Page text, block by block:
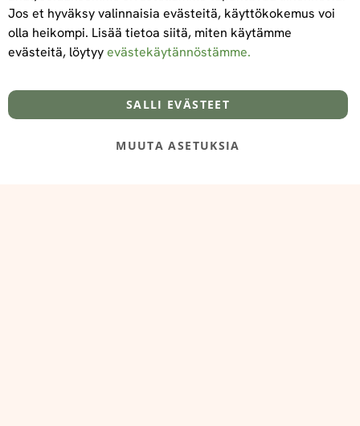
Tietoa meistä
@‌2025 FooDeliDoo
Toimitus- ja maksuehdot
Jos et hyväksy valinnaisia evästeitä, käyttökokemus voi
olla heikompi. Lisää tietoa siitä, miten käytämme
evästeitä, löytyyevästekäytännöstämme.
SALLI EVÄSTEET
MUUTA ASETUKSIA